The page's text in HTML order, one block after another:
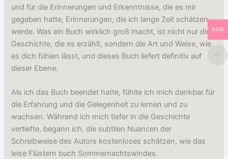
und für die Erinnerungen und Erkenntnisse, die es mir
gegeben hatte, Erinnerungen, die ich lange Zeit schätzen
werde. Was ein Buch wirklich groß macht, ist nicht nur die
Geschichte, die es erzählt, sondern die Art und Weise, wie
es dich fühlen lässt, und dieses Buch liefert definitiv auf
dieser Ebene.
Als ich das Buch beendet hatte, fühlte ich mich dankbar für
die Erfahrung und die Gelegenheit zu lernen und zu
wachsen. Während ich mich tiefer in die Geschichte
vertiefte, begann ich, die subtilen Nuancen der
Schreibweise des Autors kostenloses schätzen, wie das
leise Flüstern buch Sommernachtswindes.
AUD